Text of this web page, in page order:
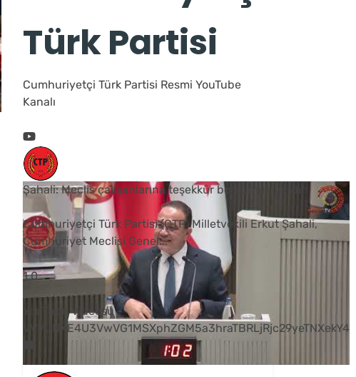
Türk Partisi
Cumhuriyetçi Türk Partisi Resmi YouTube
Kanalı
Şahali: Meclis çalışanlarına teşekkür borcumuz vardır
Cumhuriyetçi Türk Partisi (CTP) Milletvekili Erkut Şahali,
Cumhuriyet Meclisi Genel...
1 0
YouTube Videosu
VVVUNXE4U3VwVG1MSXphZGM5a3hraTBRLjRjc29yeTNXekY4